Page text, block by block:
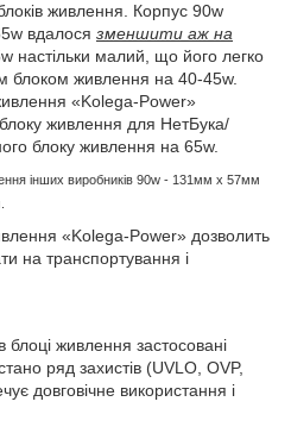
живлення. Корпус 90w
вдалося зменшити аж на
настільки малий, що його легко
блоком живлення на 40-45w.
«Kolega-Power»
живлення для НетБука/
блоку живлення на 65w.
інших виробників 90w - 131мм x 57мм
«Kolega-Power» дозволить
на транспортування і
блоці живлення застосовані
ряд захистів (UVLO, OVP,
довговічне використання і